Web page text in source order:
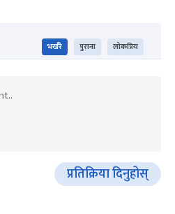
भर्खरै पुराना लोकप्रिय
प्रतिक्रिया दिनुहोस्